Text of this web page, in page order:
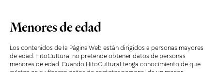
Menores de edad
Los contenidos de la Página Web están dirigidos a personas mayores
de edad. HitoCultural no pretende obtener datos de personas
menores de edad. Cuando HitoCultural tenga conocimiento de que